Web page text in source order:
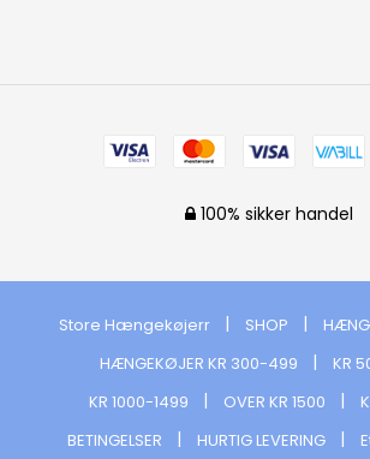
100% sikker handel
Store Hængekøjerr SHOP
HÆNGEKØJER KR 300-499
KR
KR 1000-1499
OVER KR 1500
BETINGELSER
HURTIG LEVERING